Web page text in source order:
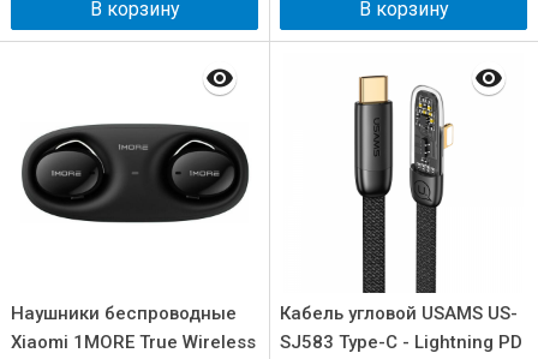
В корзину В корзину
Наушники беспроводные
Xiaomi 1MORE True Wireless
Кабель угловой USAMS US-
SJ583 Type-C - Lightning PD